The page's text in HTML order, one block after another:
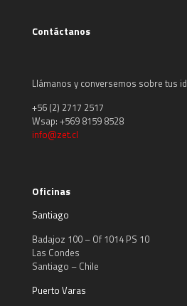
Contáctanos
Llámanos y conversemos sobre tus
+56 (2) 2717 2517
Wsap: +569 8159 8528
info@zet.cl
Oficinas
Santiago
Badajoz 100 – Of 1014 PS 10
Las Condes
Santiago – Chile
Puerto Varas